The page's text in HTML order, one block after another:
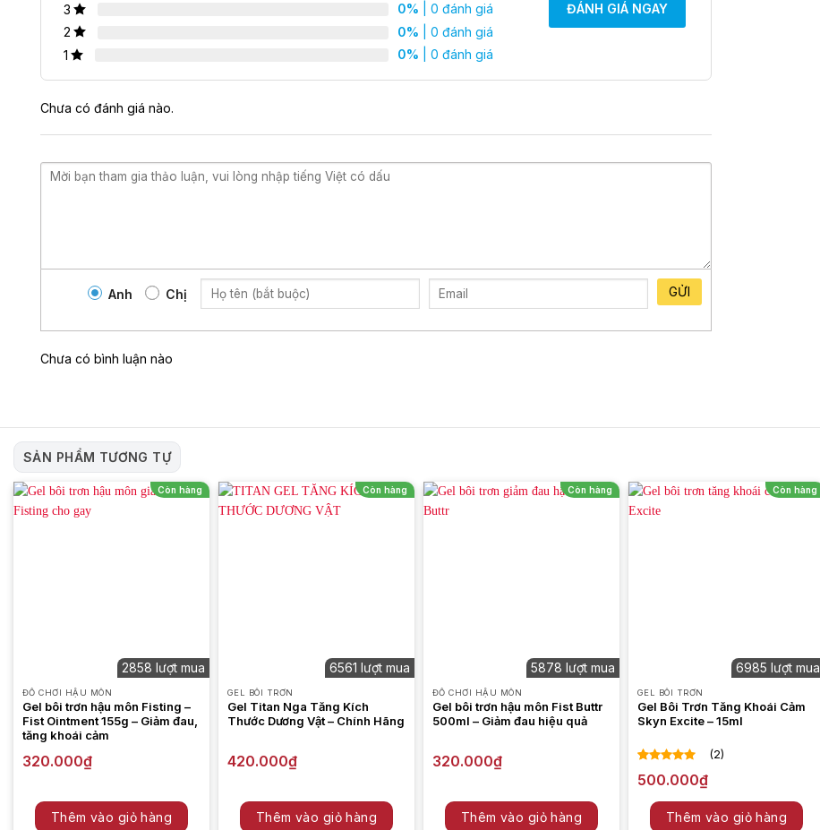
Gel bôi trơn gốc silicon
Chi tiết sản phẩm gel bôi trơn tinh trùng Siyi
sàng để đảm bảo hiệu quả và an toàn.
Nơi sản xuất: Nhật Bản
Thể tích : 200ml
3
0% | 0 đánh giá
2
0% | 0 đánh giá
1
0% | 0 đánh giá
ĐÁNH GIÁ NGAY
Chưa có đánh giá nào.
Anh Chị GỬI
Chưa có bình luận nào
SẢN PHẨM TƯƠNG TỰ
Còn hàng
2858 lượt mua
ĐỒ CHƠI HẬU MÔN
Gel bôi trơn hậu môn Fisting –
Fist Ointment 155g – Giảm đau,
tăng khoái cảm
320.000₫
Thêm vào giỏ hàng
Sản
Còn hàng
6561 lượt mua
GEL BÔI TRƠN
Gel Titan Nga Tăng Kích
Thước Dương Vật – Chính Hãng
420.000₫
Thêm vào giỏ hàng
Còn hàng
5878 lượt mua
ĐỒ CHƠI HẬU MÔN
Gel bôi trơn hậu môn Fist Buttr
500ml – Giảm đau hiệu quả
320.000₫
Thêm vào giỏ hàng
Còn hàng
6985 lượt mua
GEL BÔI TRƠN
Gel Bôi Trơn Tăng Khoái Cảm
Skyn Excite – 15ml
5.00trên 5
2
đánh giá
(2)
500.000₫
Thêm vào giỏ hàng